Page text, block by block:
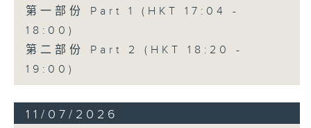
第一部份 Part 1 (HKT 17:04 -
18:00)
第二部份 Part 2 (HKT 18:20 -
19:00)
11/07/2026